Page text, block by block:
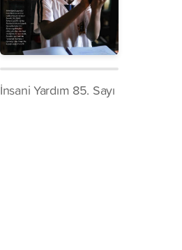
İnsani Yardım 85. Sayı